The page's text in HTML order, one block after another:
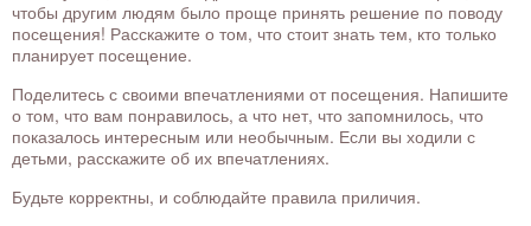
чтобы другим людям было проще принять решение по поводу
посещения! Расскажите о том, что стоит знать тем, кто только
планирует посещение.
Поделитесь с своими впечатлениями от посещения. Напишите
о том, что вам понравилось, а что нет, что запомнилось, что
показалось интересным или необычным. Если вы ходили с
детьми, расскажите об их впечатлениях.
Будьте корректны, и соблюдайте правила приличия.